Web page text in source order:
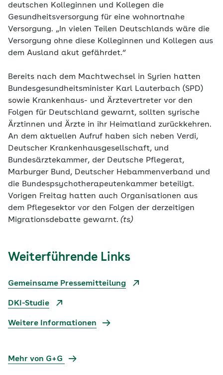
deutschen Kolleginnen und Kollegen die
Gesundheitsversorgung für eine wohnortnahe
Versorgung. „In vielen Teilen Deutschlands wäre die
Versorgung ohne diese Kolleginnen und Kollegen aus
dem Ausland akut gefährdet.“
Bereits nach dem Machtwechsel in Syrien hatten
Bundesgesundheitsminister Karl Lauterbach (SPD)
sowie Krankenhaus- und Ärztevertreter vor den
Folgen für Deutschland gewarnt, sollten syrische
Ärztinnen und Ärzte in ihr Heimatland zurückkehren.
An dem aktuellen Aufruf haben sich neben Verdi,
Deutscher Krankenhausgesellschaft, und
Bundesärztekammer, der Deutsche Pflegerat,
Marburger Bund, Deutscher Hebammenverband und
die Bundespsychotherapeutenkammer beteiligt.
Vorigen Freitag hatten auch Organisationen aus
dem Pflegesektor vor den Folgen der derzeitigen
Migrationsdebatte gewarnt. (ts)
Weiterführende Links
Gemeinsame Pressemitteilung
DKI-Studie
Weitere Informationen
Mehr von G+G